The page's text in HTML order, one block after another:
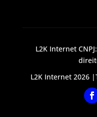
L2K Internet
L2K Internet 2026